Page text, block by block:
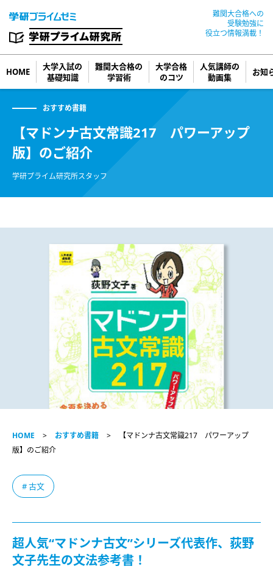
難関大合格への
受験勉強に
役立つ情報満載！
HOME
大学入試の
基礎知識
難関大合格の
学習術
大学合格
のコツ
人気講師の
動画集
お知
おすすめ書籍
【マドンナ古文常識217 パワーアップ
版】のご紹介
学研プライム研究所スタッフ
HOME おすすめ書籍
【マドンナ古文常識217 パワーアップ
版】のご紹介
# 古文
超人気“マドンナ古文”シリーズ代表作、荻野
文子先生の文法参考書！